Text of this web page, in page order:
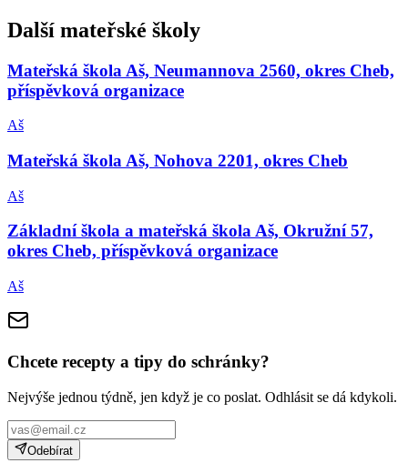
Další mateřské školy
Mateřská škola Aš, Neumannova 2560, okres Cheb,
příspěvková organizace
Aš
Mateřská škola Aš, Nohova 2201, okres Cheb
Aš
Základní škola a mateřská škola Aš, Okružní 57,
okres Cheb, příspěvková organizace
Aš
Chcete recepty a tipy do schránky?
Nejvýše jednou týdně, jen když je co poslat. Odhlásit se dá kdykoli.
Odebírat